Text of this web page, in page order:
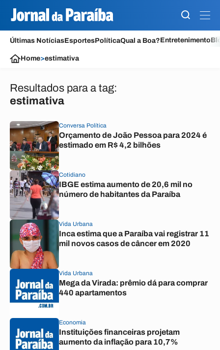
Últimas NotíciasEsportesPolíticaQual a Boa?Entretenimento
Home>estimativa
Resultados para a tag:
estimativa
Conversa Política
Orçamento de João Pessoa para 2024 é
estimado em R$ 4,2 bilhões
Cotidiano
IBGE estima aumento de 20,6 mil no
número de habitantes da Paraíba
Vida Urbana
Inca estima que a Paraíba vai registrar 11
mil novos casos de câncer em 2020
Vida Urbana
Mega da Virada: prêmio dá para comprar
440 apartamentos
Economia
Instituições financeiras projetam
aumento da inflação para 10,7%